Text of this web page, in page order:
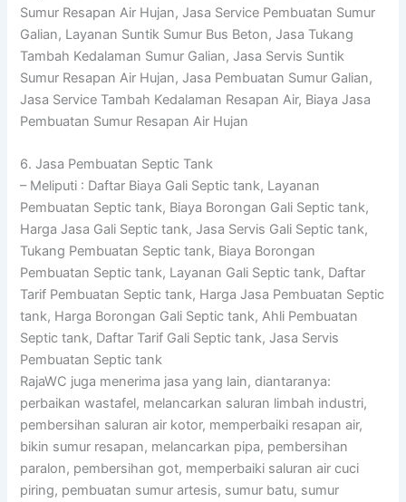
Sumur Resapan Air Hujan, Jasa Service Pembuatan Sumur
Galian, Layanan Suntik Sumur Bus Beton, Jasa Tukang
Tambah Kedalaman Sumur Galian, Jasa Servis Suntik
Sumur Resapan Air Hujan, Jasa Pembuatan Sumur Galian,
Jasa Service Tambah Kedalaman Resapan Air, Biaya Jasa
Pembuatan Sumur Resapan Air Hujan
6. Jasa Pembuatan Septic Tank
– Meliputi : Daftar Biaya Gali Septic tank, Layanan
Pembuatan Septic tank, Biaya Borongan Gali Septic tank,
Harga Jasa Gali Septic tank, Jasa Servis Gali Septic tank,
Tukang Pembuatan Septic tank, Biaya Borongan
Pembuatan Septic tank, Layanan Gali Septic tank, Daftar
Tarif Pembuatan Septic tank, Harga Jasa Pembuatan Septic
tank, Harga Borongan Gali Septic tank, Ahli Pembuatan
Septic tank, Daftar Tarif Gali Septic tank, Jasa Servis
Pembuatan Septic tank
RajaWC juga menerima jasa yang lain, diantaranya:
perbaikan wastafel, melancarkan saluran limbah industri,
pembersihan saluran air kotor, memperbaiki resapan air,
bikin sumur resapan, melancarkan pipa, pembersihan
paralon, pembersihan got, memperbaiki saluran air cuci
piring, pembuatan sumur artesis, sumur batu, sumur